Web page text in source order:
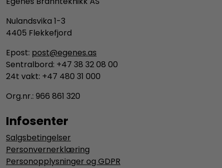
Nulandsvika 1-3
4405 Flekkefjord
Epost: post@egenes.as
Sentralbord: +47 38 32 08 00
24t vakt: +47 480 31 000
Org.nr.: 966 861 320
Infosenter
Salgsbetingelser
Personvernerklæring
Personopplysninger og GDPR